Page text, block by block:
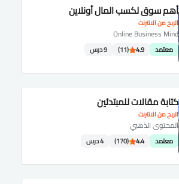
الربح من الانترنت
أهم سوق لكسب المال أونلاين
Online Business Mind
معتمد 4.9
(11) 9 درس
الربح من الانترنت
كتابة مقالات للمبتدئين
المحتوى الذهبي
معتمد 4.4
(170) 4 درس